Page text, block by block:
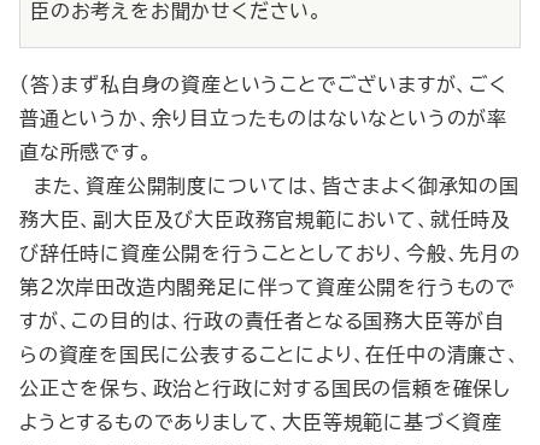
臣のお考えをお聞かせください。
（答）まず私自身の資産ということでございますが、ごく
普通というか、余り目立ったものはないなというのが率
直な所感です。
また、資産公開制度については、皆さまよく御承知の国
務大臣、副大臣及び大臣政務官規範において、就任時及
び辞任時に資産公開を行うこととしており、今般、先月の
第２次岸田改造内閣発足に伴って資産公開を行うもので
すが、この目的は、行政の責任者となる国務大臣等が自
らの資産を国民に公表することにより、在任中の清廉さ、
公正さを保ち、政治と行政に対する国民の信頼を確保し
ようとするものでありまして、大臣等規範に基づく資産